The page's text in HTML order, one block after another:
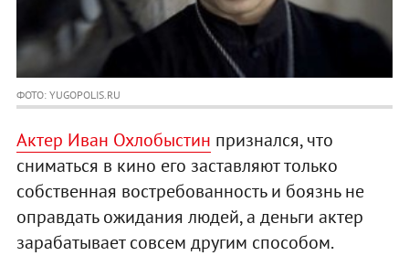
ФОТО: YUGOPOLIS.RU
Актер Иван Охлобыстин признался, что
сниматься в кино его заставляют только
собственная востребованность и боязнь не
оправдать ожидания людей, а деньги актер
зарабатывает совсем другим способом.